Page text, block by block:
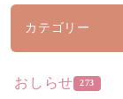
カテゴリー
おしらせ 273